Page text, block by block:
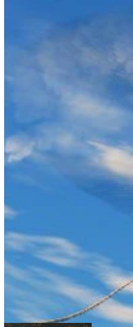
← すべての Wand マップに戻る
Just Cause 3件のマップ
マップ